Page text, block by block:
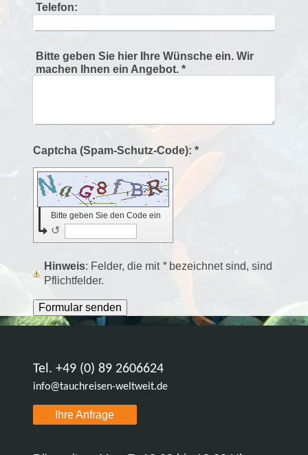
Telefon:
Bitte geben Sie hier Ihre Wünsche ein. Wir
machen Ihnen ein Angebot.*
Captcha (Spam-Schutz-Code): *
Bitte geben Sie den Code ein
↺
Hinweis : Felder, die mit *bezeichnet sind, sind
Pflichtfelder.
Tel. +49 (0) 89 2606624
info@tauchreisen-weltweit.de
Ihre Anfrage